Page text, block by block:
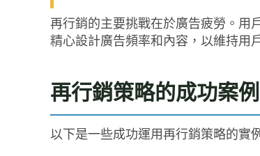
再行銷的主要挑戰在於廣告疲勞。用
精心設計廣告頻率和內容，以維持用
再行銷策略的成功案例
以下是一些成功運用再行銷策略的實